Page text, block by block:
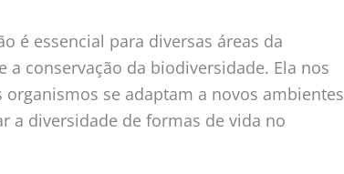
é essencial para diversas áreas da
a conservação da biodiversidade. Ela nos
se adaptam a novos ambientes
a diversidade de formas de vida no